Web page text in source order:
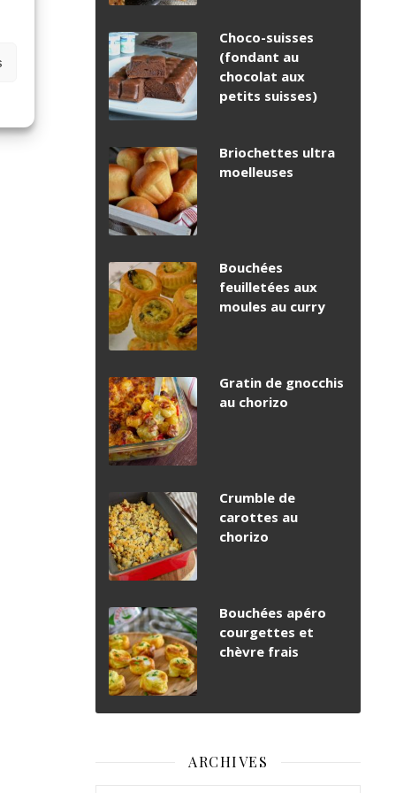
Choco-suisses
(fondant au
chocolat aux
petits suisses)
Briochettes ultra
moelleuses
Bouchées
feuilletées aux
moules au curry
Gratin de gnocchis
au chorizo
Crumble de
carottes au
chorizo
Bouchées apéro
courgettes et
chèvre frais
ARCHIVES